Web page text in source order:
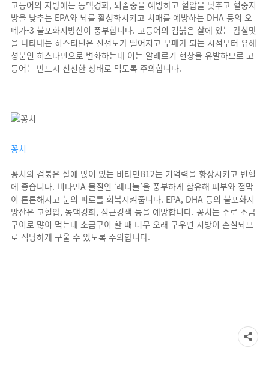
고등어의 지방에는 동맥경화, 뇌졸중을 예방하고 혈압을 낮추고 혈중지
방을 낮추는 EPA와 뇌를 활성화시키고 치매를 예방하는 DHA 등의 오
메가-3 불포화지방산이 풍부합니다. 고등어의 검붉은 살에 있는 감칠맛
을 나타내는 히스티딘은 신선도가 떨어지고 부패가 되는 시점부터 유해
성분인 히스타민으로 변화하는데 이는 알레르기 현상을 유발하므로 고
등어는 반드시 신선한 상태로 먹도록 주의합니다.
꽁치
꽁치의 검붉은 살에 많이 있는 비타민B12는 기억력을 향상시키고 빈혈
에 좋습니다. 비타민A 물질인 ‘레티놀’을 풍부하게 함유해 피부와 점막
이 튼튼해지고 눈의 피로를 회복시켜줍니다. EPA, DHA 등의 불포화지
방산은 고혈압, 동맥경화, 심근경색 등을 예방합니다. 꽁치는 주로 소금
구이로 많이 먹는데 소금구이 할 때 너무 오래 구우면 지방이 손실되므
로 적당하게 구울 수 있도록 주의합니다.